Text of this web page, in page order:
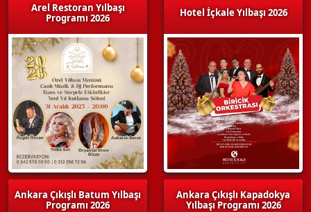
Arel Restoran Yılbaşı
Programı 2026
Ankara Çıkışlı Batum Yılbaşı
Programı 2026
Hotel İçkale Yılbaşı 2026
Ankara Çıkışlı Kapadokya
Yılbaşı Programı 2026